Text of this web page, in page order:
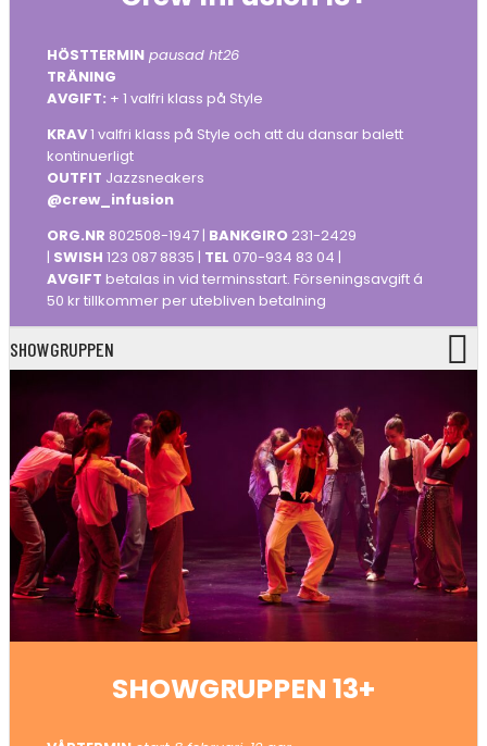
HÖSTTERMIN pausad ht26
TRÄNING
AVGIFT: + 1 valfri klass på Style
KRAV1 valfri klass på Style och att du dansar balett
kontinuerligt
OUTFIT Jazzsneakers
@crew_infusion
ORG.NR 802508-1947 | BANKGIRO 231-2429
| SWISH123 087 8835 | TEL 070-934 83 04 |
AVGIFT betalas in vid terminsstart. Förseningsavgift á
50 kr tillkommer per utebliven betalning
SHOWGRUPPEN
SHOWGRUPPEN 13+